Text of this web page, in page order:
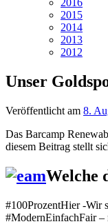
2016
2015
2014
2013
2012
Unser
Veröffentlicht am 8.
Das Barcamp
diesem Beitrag stellt
Welche
#100ProzentHier -Wir
#ModernEinfachFair –